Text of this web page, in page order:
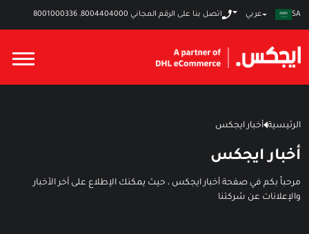
SA عربي اتصل بنا على الرقم المجاني 8004404000
,
8001000336
الرئيسية أخبار ايجكس
أخبار ايجكس
مرحباً بكم في صفحة أخبار ايجكس ، حيث يمكنك الإطلاع على آخر الأخبار
والإعلانات عن شركتنا